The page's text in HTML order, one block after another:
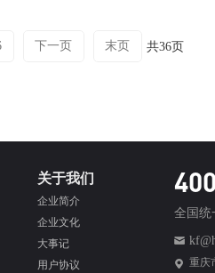
下一页 末页 共36页
关于我们
企业简介
企业文化
大事记
用户协议
全国统
重庆